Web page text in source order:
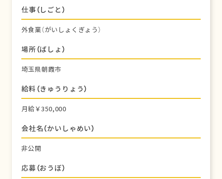
仕事（しごと）
外食業（がいしょくぎょう）
場所（ばしょ）
埼玉県朝霞市
給料（きゅうりょう）
月給￥350,000
会社名（かいしゃめい）
非公開
応募（おうぼ）